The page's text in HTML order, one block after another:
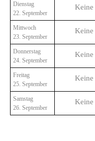
Dienstag
22. September
Keine
Mittwoch
23. September
Keine
Donnerstag
24. September
Keine
Freitag
25. September
Keine
Samstag
26. September
Keine